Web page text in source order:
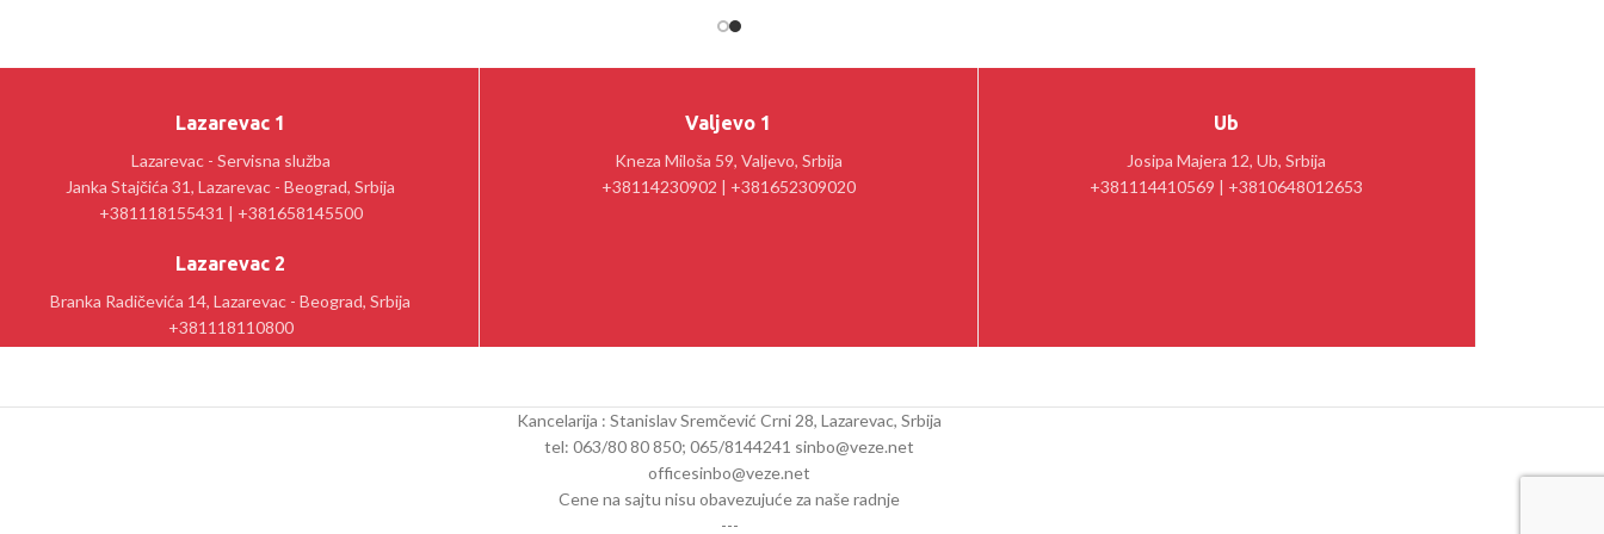
Lazarevac 1
Lazarevac - Servisna služba
Janka Stajčića 31, Lazarevac - Beograd, Srbija
+381118155431 | +381658145500
Lazarevac 2
Branka Radičevića 14, Lazarevac - Beograd, Srbija
+381118110800
Valjevo 1
Kneza Miloša 59, Valjevo, Srbija
+38114230902 | +381652309020
Ub
Josipa Majera 12, Ub, Srbija
+381114410569 | +3810648012653
Kancelarija : Stanislav Sremčević Crni 28, Lazarevac, Srbija
tel: 063/80 80 850; 065/8144241 sinbo@veze.net
officesinbo@veze.net
Cene na sajtu nisu obavezujuće za naše radnje
---